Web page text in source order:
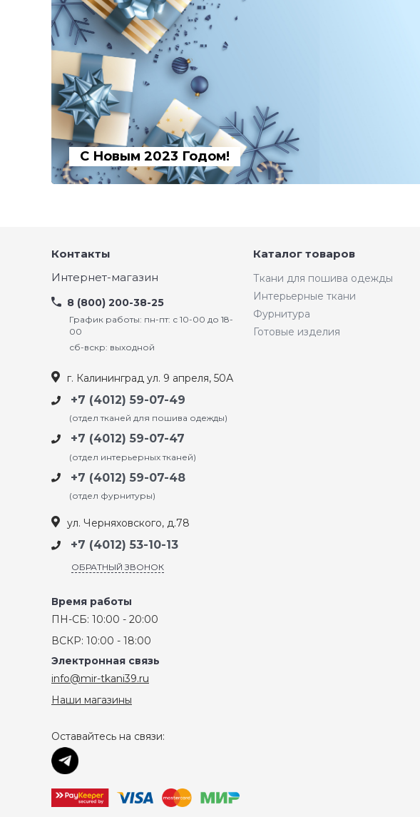
С Новым 2023 Годом!
Контакты
Интернет-магазин
8 (800) 200-38-25
График работы: пн-пт: с 10-00 до 18-
00
сб-вскр: выходной
г. Калининград ул. 9 апреля, 50А
+7 (4012) 59-07-49
(отдел тканей для пошива одежды)
+7 (4012) 59-07-47
(отдел интерьерных тканей)
+7 (4012) 59-07-48
(отдел фурнитуры)
ул. Черняховского, д.78
+7 (4012) 53-10-13
ОБРАТНЫЙ ЗВОНОК
Время работы
ПН-СБ: 10:00 - 20:00
ВСКР: 10:00 - 18:00
Электронная связь
info@mir-tkani39.ru
Наши магазины
Оставайтесь на связи:
Каталог товаров
Ткани для пошива одежды
Интерьерные ткани
Фурнитура
Готовые изделия